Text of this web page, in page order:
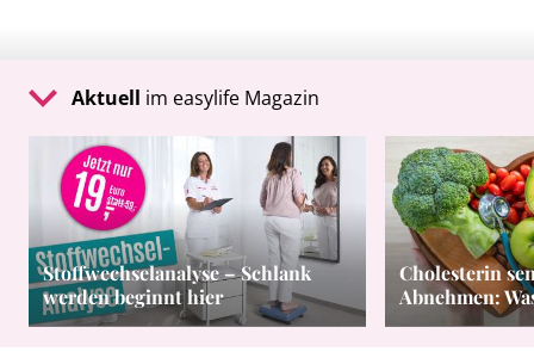
Aktuell im easylife Magazin
Stoffwechselanalyse – Schlank
werden beginnt hier
Cholesterin
Abnehmen: